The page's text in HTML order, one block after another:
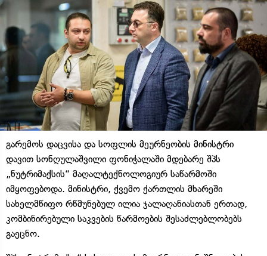
გარემოს დაცვისა და სოფლის მეურნეობის მინისტრი
დავით სონღულაშვილი ფონიჭალაში მდებარე შპს
„ნუტრიმაქსის“ მაღალტექნოლოგიურ საწარმოში
იმყოფებოდა. მინისტრი, ქვემო ქართლის მხარეში
სახელმწიფო რწმუნებულ ილია ჯალაღანიასთან ერთად,
კომბინირებული საკვების წარმოების შესაძლებლობებს
გაეცნო.